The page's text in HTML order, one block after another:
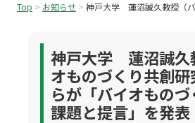
Top > お知らせ >神戸大学 蓮沼誠久教授（
神戸大学 蓮沼誠久
オものづくり共創研
らが「バイオもの
課題と提言」を発表